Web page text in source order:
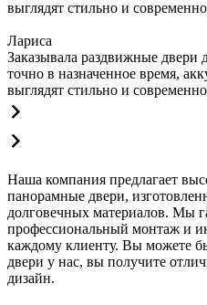
выглядят стильно и
Лариса
Заказывала раздвижные двери
точно в назначенное время,
выглядят стильно и
Наша компания предлагает
панорамные двери,
долговечных материалов. Мы
профессиональный монтаж и
каждому клиенту. Вы можете
двери у нас, вы получите
дизайн.